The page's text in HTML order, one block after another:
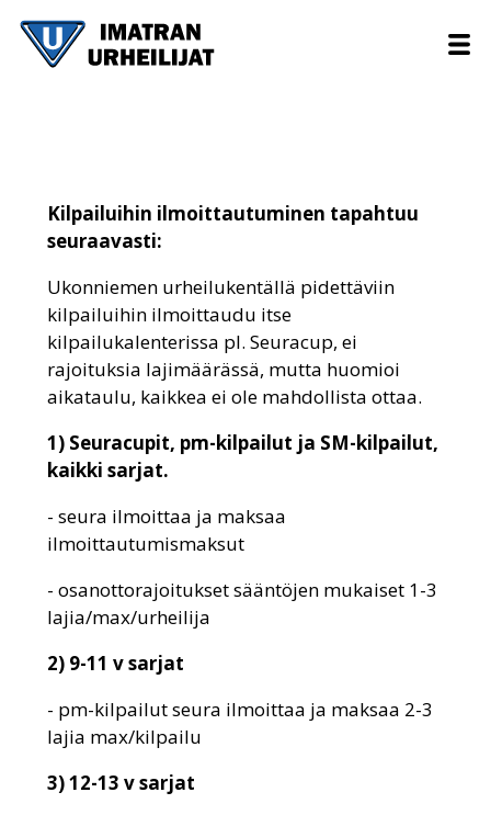
Kilpailuihin ilmoittautuminen tapahtuu
seuraavasti:
Ukonniemen urheilukentällä pidettäviin
kilpailuihin ilmoittaudu itse
kilpailukalenterissa pl. Seuracup, ei
rajoituksia lajimäärässä, mutta huomioi
aikataulu, kaikkea ei ole mahdollista ottaa.
1) Seuracupit, pm-kilpailut ja SM-kilpailut,
kaikki sarjat.
- seura ilmoittaa ja maksaa
ilmoittautumismaksut
- osanottorajoitukset sääntöjen mukaiset 1-3
lajia/max/urheilija
2) 9-11 v sarjat
- pm-kilpailut seura ilmoittaa ja maksaa 2-3
lajia max/kilpailu
3) 12-13 v sarjat